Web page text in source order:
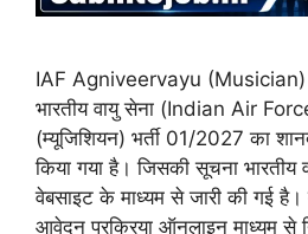
IAF Agniveervayu
भारतीय वायु सेना (Indian Air
(म्यूजिशियन) भर्ती 01/2027 का
किया गया है। जिसकी सूचना भारतीय
वेबसाइट के माध्यम से जारी की गई है।
आवेदन प्रक्रिया ऑनलाइन माध्यम से